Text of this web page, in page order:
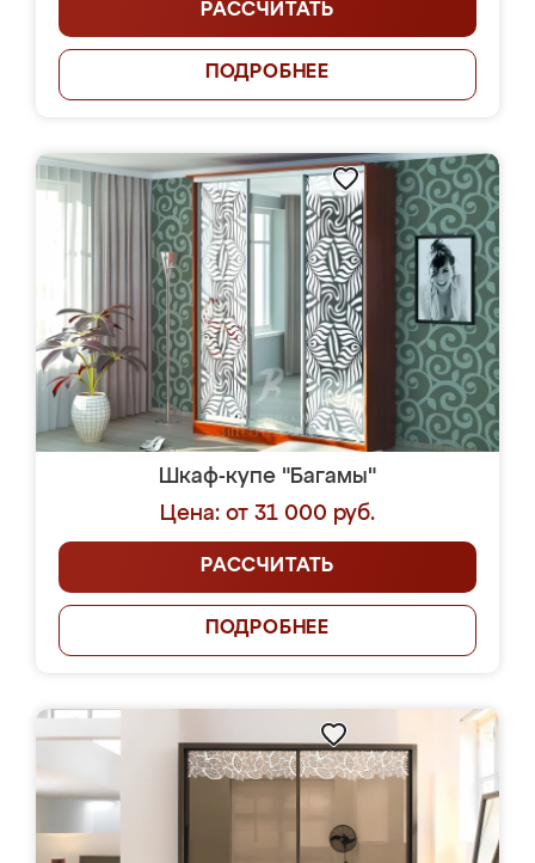
РАССЧИТАТЬ
ПОДРОБНЕЕ
Шкаф-купе "Багамы"
Цена: от 31 000 руб.
РАССЧИТАТЬ
ПОДРОБНЕЕ